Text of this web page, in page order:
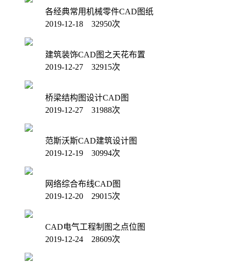
各经典常用机械零件CAD图纸
2019-12-18 32950次
建筑装饰CAD图之天花布置
2019-12-27 32915次
桥梁结构图设计CAD图
2019-12-27 31988次
范斯沃斯CAD建筑设计图
2019-12-19 30994次
网络综合布线CAD图
2019-12-20 29015次
CAD电气工程制图之点位图
2019-12-24 28609次